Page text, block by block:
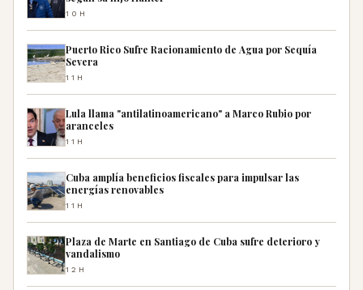
10H
Puerto Rico Sufre Racionamiento de Agua por Sequía
Severa
11H
Lula llama "antilatinoamericano" a Marco Rubio por
aranceles
11H
Cuba amplía beneficios fiscales para impulsar las
energías renovables
11H
Plaza de Marte en Santiago de Cuba sufre deterioro y
vandalismo
12H